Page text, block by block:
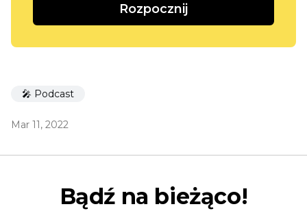
Rozpocznij
🎤 Podcast
Mar 11, 2022
Bądź na bieżąco!